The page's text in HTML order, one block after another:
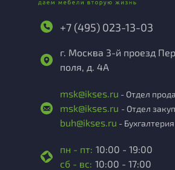
+7 (495) 023-13-03
г. Москва 3-й проезд
поля, д. 4А
msk@ikses.ru - Отдел
msk@ikses.ru - Отдел
buh@ikses.ru - Бухгалтерия
пн - пт: 10:00 - 19:00
сб - вс: 10:00 - 17:00